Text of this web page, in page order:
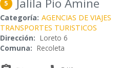
5 Jalila Pio Amine
Categoría: AGENCIAS DE VIAJES
TRANSPORTES TURISTICOS
Dirección: Loreto 6
Comuna: Recoleta